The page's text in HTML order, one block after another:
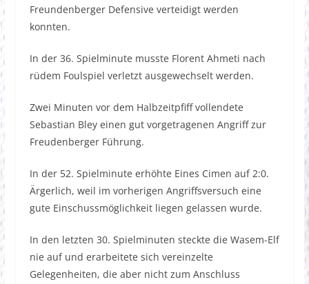
Freundenberger Defensive verteidigt werden
konnten.
In der 36. Spielminute musste Florent Ahmeti nach
rüdem Foulspiel verletzt ausgewechselt werden.
Zwei Minuten vor dem Halbzeitpfiff vollendete
Sebastian Bley einen gut vorgetragenen Angriff zur
Freudenberger Führung.
In der 52. Spielminute erhöhte Eines Cimen auf 2:0.
Ärgerlich, weil im vorherigen Angriffsversuch eine
gute Einschussmöglichkeit liegen gelassen wurde.
In den letzten 30. Spielminuten steckte die Wasem-Elf
nie auf und erarbeitete sich vereinzelte
Gelegenheiten, die aber nicht zum Anschluss